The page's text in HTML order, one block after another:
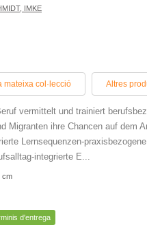
IMKE
mateixa col·lecció Altres
vermittelt und trainiert
Migranten ihre Chancen auf dem
Lernsequenzen-
integrierte E...
cm
d'entrega